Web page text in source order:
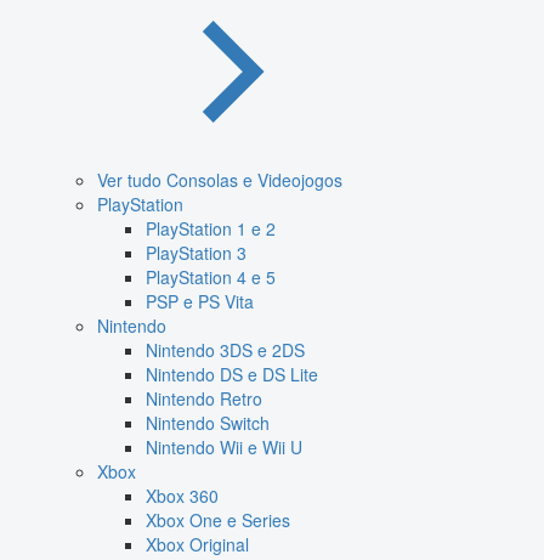
Ver tudo Consolas e Videojogos
PlayStation
PlayStation 1 e 2
PlayStation 3
PlayStation 4 e 5
PSP e PS Vita
Nintendo
Nintendo 3DS e 2DS
Nintendo DS e DS Lite
Nintendo Retro
Nintendo Switch
Nintendo Wii e Wii U
Xbox
Xbox 360
Xbox One e Series
Xbox Original